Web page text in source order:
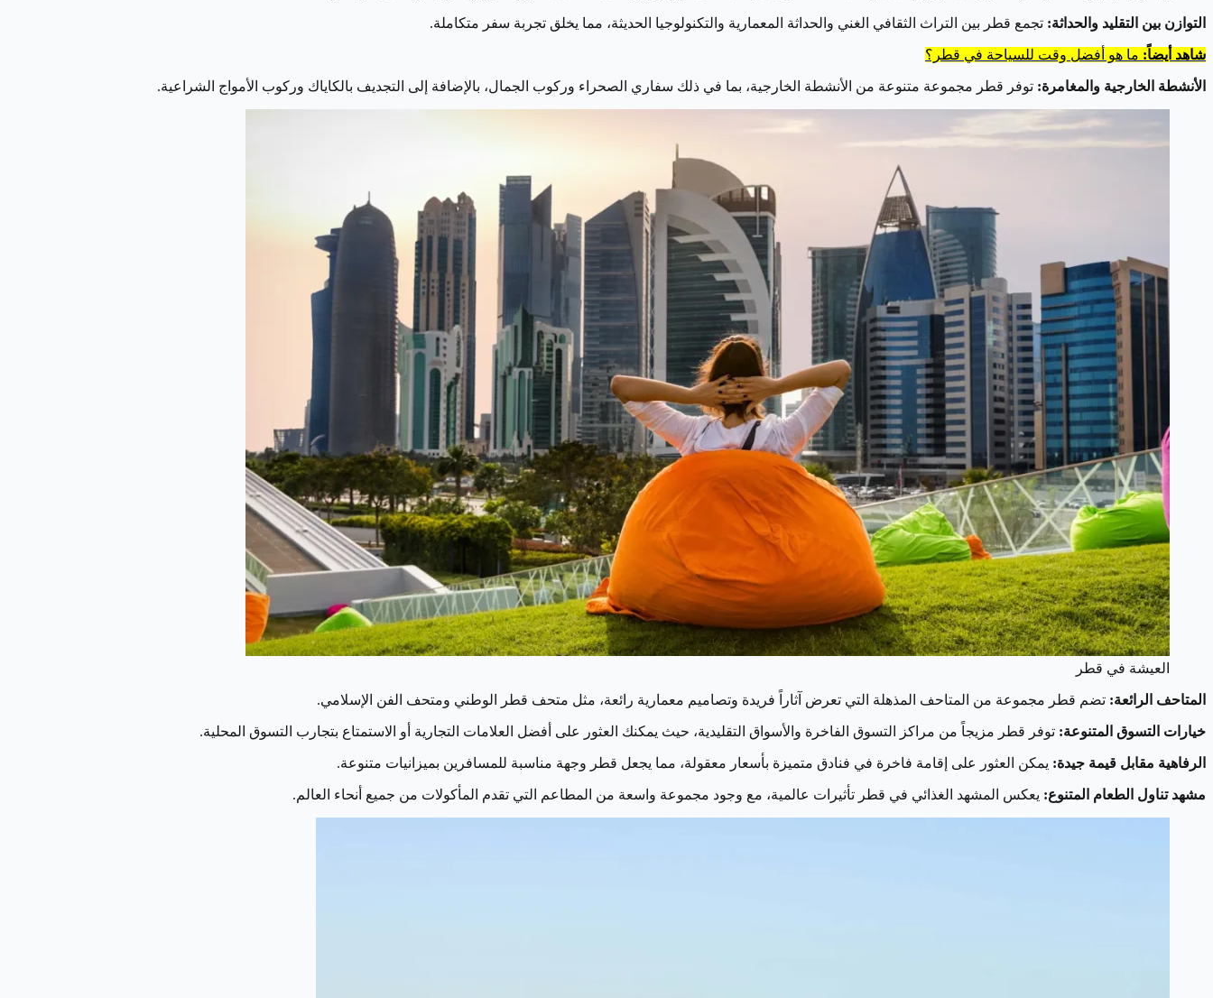
التوازن بين التقليد والحداثة: تجمع قطر بين التراث الثقافي الغني والحداثة المعمارية والتكنولوجيا الحديثة، مما يخلق تجربة سفر متكاملة.
شاهد أيضاً: ما هو أفضل وقت للسياحة في قطر؟
الأنشطة الخارجية والمغامرة: توفر قطر مجموعة متنوعة من الأنشطة الخارجية، بما في ذلك سفاري الصحراء وركوب الجمال، بالإضافة إلى التجديف بالكاياك وركوب الأمواج الشراعية.
العيشة في قطر
المتاحف الرائعة: تضم قطر مجموعة من المتاحف المذهلة التي تعرض آثاراً فريدة وتصاميم معمارية رائعة، مثل متحف قطر الوطني ومتحف الفن الإسلامي.
خيارات التسوق المتنوعة: توفر قطر مزيجاً من مراكز التسوق الفاخرة والأسواق التقليدية، حيث يمكنك العثور على أفضل العلامات التجارية أو الاستمتاع بتجارب التسوق المحلية.
الرفاهية مقابل قيمة جيدة: يمكن العثور على إقامة فاخرة في فنادق متميزة بأسعار معقولة، مما يجعل قطر وجهة مناسبة للمسافرين بميزانيات متنوعة.
مشهد تناول الطعام المتنوع: يعكس المشهد الغذائي في قطر تأثيرات عالمية، مع وجود مجموعة واسعة من المطاعم التي تقدم المأكولات من جميع أنحاء العالم.